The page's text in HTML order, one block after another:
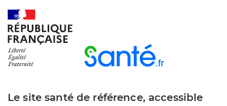
Le site santé de référence, accessible